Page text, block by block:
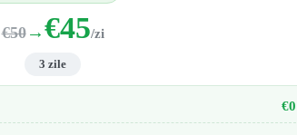
€50→€45/zi
3 zile
€0